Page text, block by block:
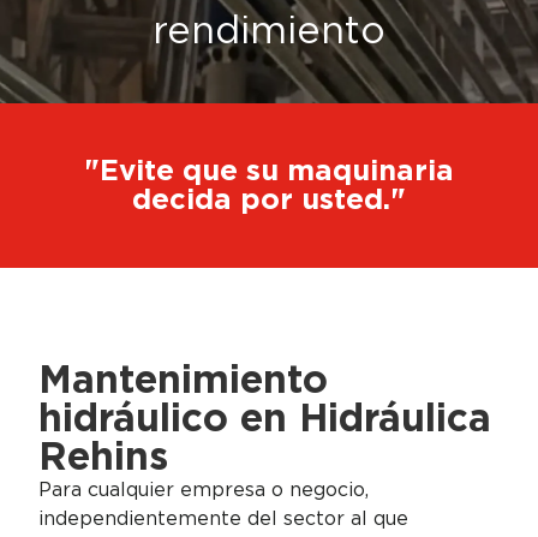
rendimiento
"Evite que su maquinaria
decida por usted."
Mantenimiento
hidráulico en Hidráulica
Rehins
Para cualquier empresa o negocio,
independientemente del sector al que